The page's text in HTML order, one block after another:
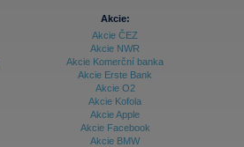
Akcie:
Akcie ČEZ
Akcie NWR
Akcie Komerční banka
Akcie Erste Bank
Akcie O2
Akcie Kofola
Akcie Apple
Akcie Facebook
Akcie BMW